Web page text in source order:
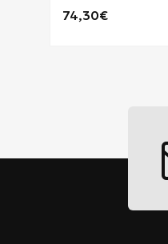
74,30€